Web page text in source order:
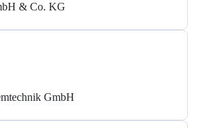
& Co. KG
GmbH